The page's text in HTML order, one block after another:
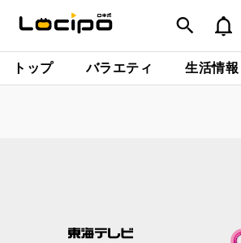
トップ バラエティ 生活情報